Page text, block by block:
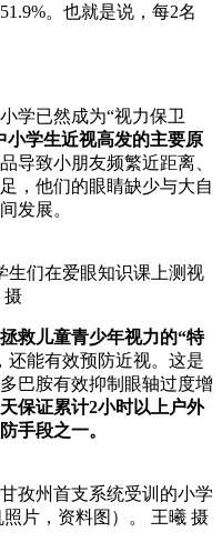
。也就是说，每2名
已然成为“视力保卫
小学生近视高发的主要原
导致小朋友频繁近距离、
，他们的眼睛缺少与大自
发展。
生们在爱眼知识课上测视
摄
救儿童青少年视力的“特
还能有效预防近视。这是
巴胺有效抑制眼轴过度增
保证累计2小时以上户外
手段之一。
孜州首支系统受训的小学
片，资料图）。 王曦 摄